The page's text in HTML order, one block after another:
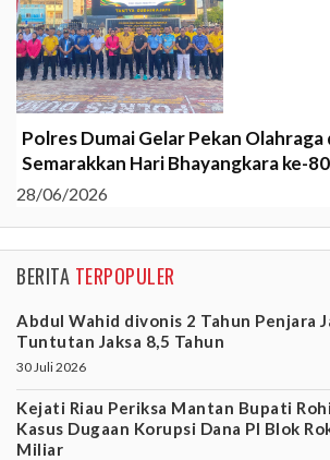
Polres Dumai Gelar Pekan Olahraga
Semarakkan Hari Bhayangkara ke-80
28/06/2026
BERITA TERPOPULER
Abdul Wahid divonis 2 Tahun Penjara
Tuntutan Jaksa 8,5 Tahun
30 Juli 2026
Kejati Riau Periksa Mantan Bupati
Kasus Dugaan Korupsi Dana PI Blok
Miliar